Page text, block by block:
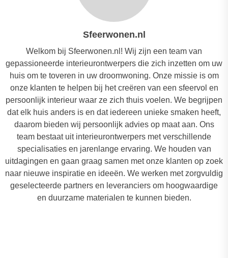
Sfeerwonen.nl
Welkom bij Sfeerwonen.nl! Wij zijn een team van
gepassioneerde interieurontwerpers die zich inzetten om uw
huis om te toveren in uw droomwoning. Onze missie is om
onze klanten te helpen bij het creëren van een sfeervol en
persoonlijk interieur waar ze zich thuis voelen. We begrijpen
dat elk huis anders is en dat iedereen unieke smaken heeft,
daarom bieden wij persoonlijk advies op maat aan. Ons
team bestaat uit interieurontwerpers met verschillende
specialisaties en jarenlange ervaring. We houden van
uitdagingen en gaan graag samen met onze klanten op zoek
naar nieuwe inspiratie en ideeën. We werken met zorgvuldig
geselecteerde partners en leveranciers om hoogwaardige
en duurzame materialen te kunnen bieden.